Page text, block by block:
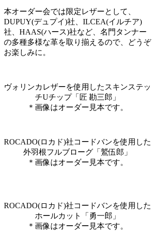
本オーダー会では限定レザーとして、
DUPUY(デュプイ)社、ILCEA(イルチア)
社、HAAS(ハース)社など、名門タンナー
の多種多様な革を取り揃えるので、どうぞ
お楽しみに。
ヴォリンカレザーを使用したスキンステッ
チUチップ「匠 勘三郎」
＊画像はオーダー見本です。
ROCADO(ロカド)社コードバンを使用した
外羽根フルブローグ「鷲伍郎」
＊画像はオーダー見本です。
ROCADO(ロカド)社コードバンを使用した
ホールカット「勇一郎」
＊画像はオーダー見本です。